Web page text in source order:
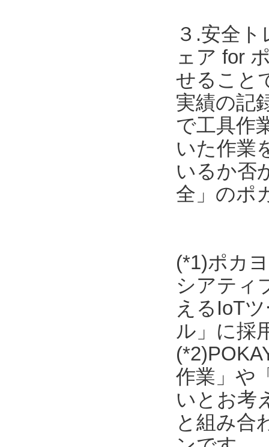
３.安全
ェア for
せること
実績の記
で工具作
いた作業
いるか否
全」のポ
(*1)ポカ
シアティ
えるIoT
ル」に採
作業」や
いとお考
と組み合